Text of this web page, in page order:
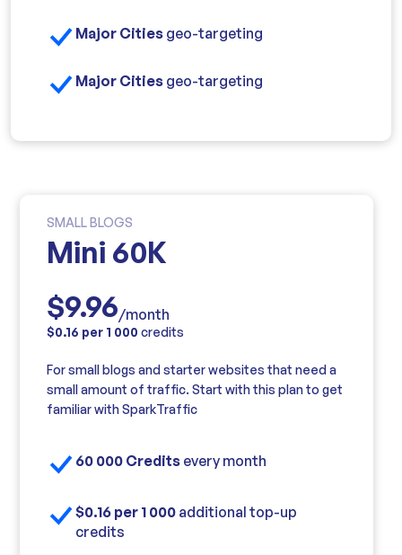
Major Cities geo-targeting
Major Cities geo-targeting
SMALL BLOGS
Mini 60K
$9.96/month
$0.16 per 1 000 credits
For small blogs and starter websites that need a
small amount of traffic. Start with this plan to get
familiar with SparkTraffic
60 000 Credits every month
$0.16 per 1 000 additional top-up
credits